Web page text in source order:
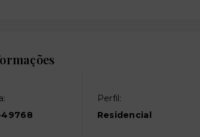
49768
Perfil:
Residencial